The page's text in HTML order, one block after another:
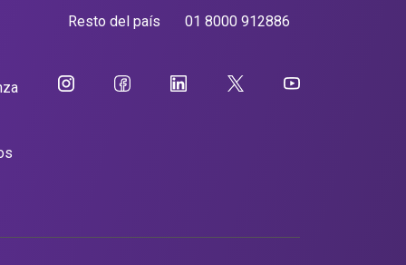
Resto del país
01 8000 912886